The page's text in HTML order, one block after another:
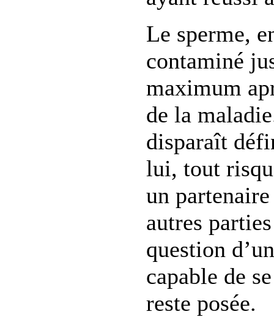
Le sperme,
contaminé
maximum
de la
disparaît
lui, tout
un
autres
question
capable de
reste posée.